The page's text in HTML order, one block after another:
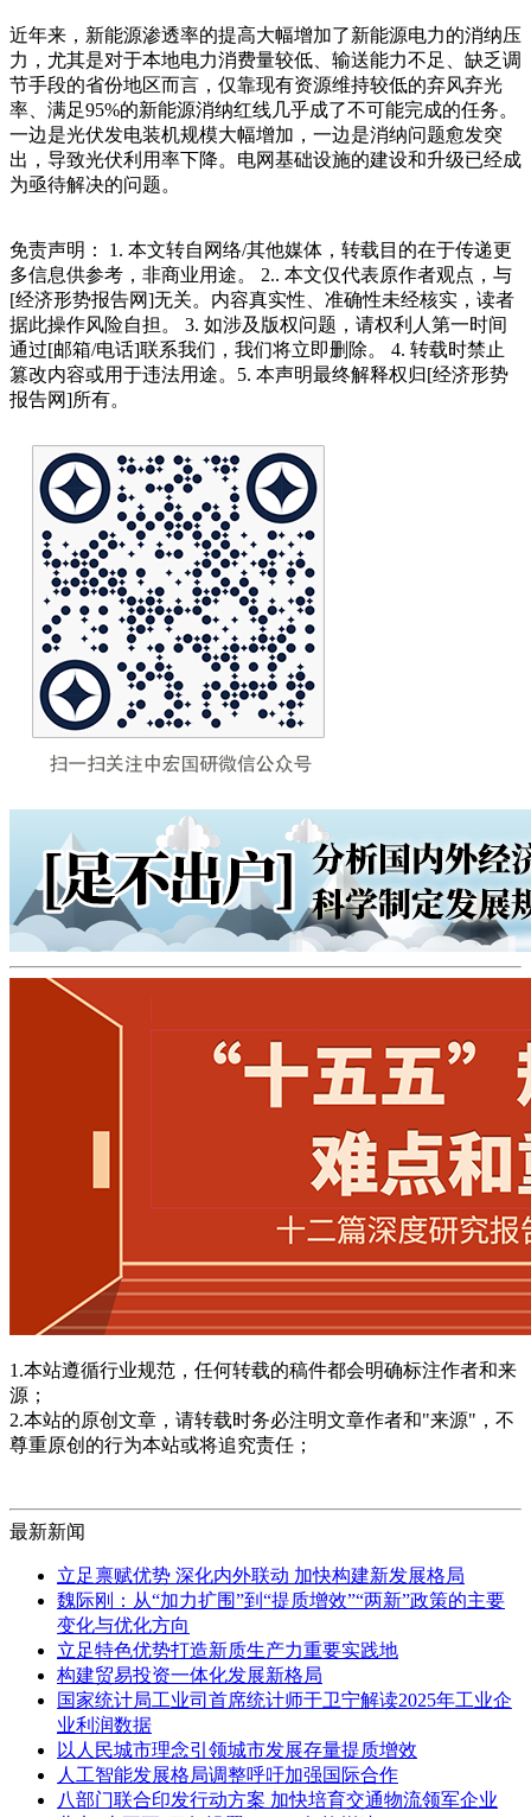
近年来，新能源渗透率的提高大幅增加了新能源电力的消纳压
力，尤其是对于本地电力消费量较低、输送能力不足、缺乏调
节手段的省份地区而言，仅靠现有资源维持较低的弃风弃光
率、满足95%的新能源消纳红线几乎成了不可能完成的任务。
一边是光伏发电装机规模大幅增加，一边是消纳问题愈发突
出，导致光伏利用率下降。电网基础设施的建设和升级已经成
为亟待解决的问题。
免责声明： 1. 本文转自网络/其他媒体，转载目的在于传递更
多信息供参考，非商业用途。 2.. 本文仅代表原作者观点，与
[经济形势报告网]无关。内容真实性、准确性未经核实，读者
据此操作风险自担。 3. 如涉及版权问题，请权利人第一时间
通过[邮箱/电话]联系我们，我们将立即删除。 4. 转载时禁止
篡改内容或用于违法用途。5. 本声明最终解释权归[经济形势
报告网]所有。
1.本站遵循行业规范，任何转载的稿件都会明确标注作者和来
源；
2.本站的原创文章，请转载时务必注明文章作者和"来源"，不
尊重原创的行为本站或将追究责任；
最新新闻
立足禀赋优势 深化内外联动 加快构建新发展格局
魏际刚：从“加力扩围”到“提质增效”“两新”政策的主要
变化与优化方向
立足特色优势打造新质生产力重要实践地
构建贸易投资一体化发展新格局
国家统计局工业司首席统计师于卫宁解读2025年工业企
业利润数据
以人民城市理念引领城市发展存量提质增效
人工智能发展格局调整呼吁加强国际合作
八部门联合印发行动方案 加快培育交通物流领军企业